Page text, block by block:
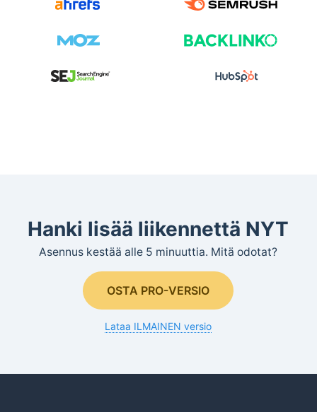
Hanki lisää liikennettä NYT
Asennus kestää alle 5 minuuttia. Mitä odotat?
OSTA PRO-VERSIO
Lataa ILMAINEN versio